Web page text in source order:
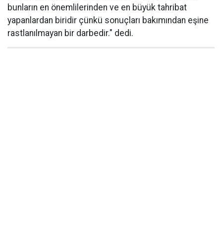
bunların en önemlilerinden ve en büyük tahribat
yapanlardan biridir çünkü sonuçları bakımından eşine
rastlanılmayan bir darbedir." dedi.